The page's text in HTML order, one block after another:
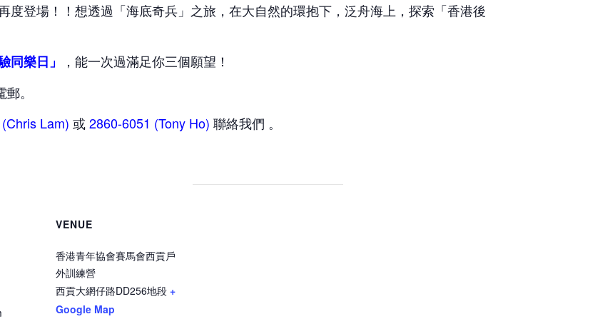
度登場！！想透過「海底奇兵」之旅，在大自然的環抱下，泛舟海上，探索「香港後
同樂日」
，能一次過滿足你三個願望！
。
(Chris Lam) 或2860-6051 (Tony Ho) 聯絡我們 。
VENUE
香港青年協會賽馬會西貢戶
外訓練營
西貢大網仔路DD256地段 +
Google Map